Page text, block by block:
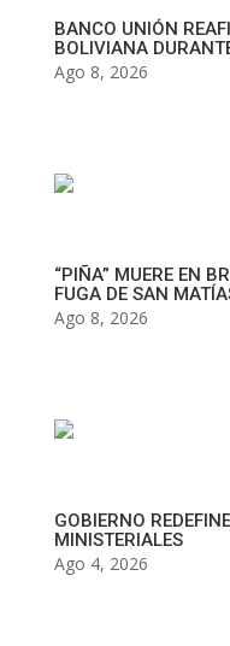
BANCO UNIÓN
BOLIVIANA
Ago 8, 2026
“PIÑA” MUERE EN
FUGA DE SAN
Ago 8, 2026
GOBIERNO
MINISTERIALES
Ago 4, 2026